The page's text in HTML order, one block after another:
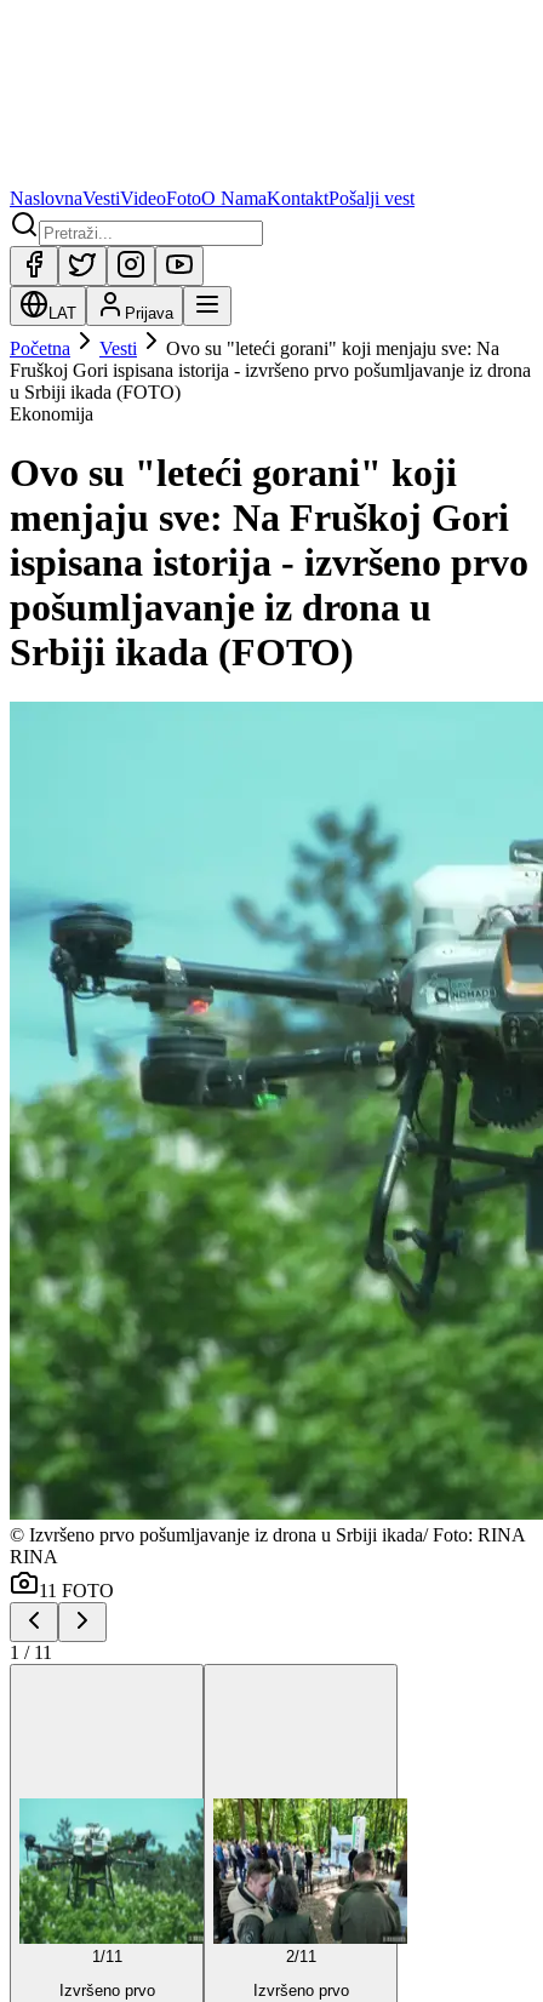
NaslovnaVestiVideoFotoO NamaKontaktPošalji vest
LAT Prijava
Početna Vesti
Ovo su "leteći gorani" koji menjaju sve: Na
Fruškoj Gori ispisana istorija - izvršeno prvo pošumljavanje iz drona
u Srbiji ikada (FOTO)
Ekonomija
Ovo su "leteći gorani" koji
menjaju sve: Na Fruškoj Gori
ispisana istorija - izvršeno prvo
pošumljavanje iz drona u
Srbiji ikada (FOTO)
© Izvršeno prvo pošumljavanje iz drona u Srbiji ikada/ Foto: RINA
RINA
11 FOTO
1 / 11
1 /11
Izvršeno prvo
2/11
Izvršeno prvo